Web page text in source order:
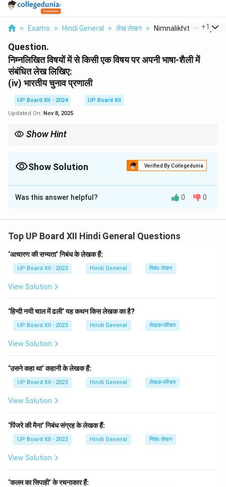
> Exams > Hindi General > लेख लेखन > Nimnalikhit Vishayon...
+1
Question.
निम्नलिखित विषयों में से किसी एक विषय पर अपनी भाषा-शैली में
संबंधित लेख लिखिए:
(iv) भारतीय चुनाव प्रणाली
UP Board XII - 2024
UP Board XII
Updated On: Nov 8, 2025
Show Hint
Show Solution Verified By Collegedunia
Solution and Explanation
लेख:
है। भारत में चुनाव प्रणाली चुनाव आयोग द्वारा संचालित होती है, और
यह दुनिया की सबसे बड़ी लोकतांत्रिक प्रक्रिया है। इस प्रणाली में
आमतौर पर लोकसभा और विधानसभा चुनाव होते हैं, जिसमें नागरिक
अपनी वोट की ताकत का इस्तेमाल करते हैं। हालांकि इस प्रक्रिया में
कई प्रकार की चुनौतियाँ हैं, लेकिन लोकतांत्रिक प्रक्रिया की
है।
Was this answer helpful? 0 0
Top UP Board XII Hindi General Questions
‘आचारण की सभ्यता’ निबंध के लेखक हैं:
UP Board XII - 2023 Hindi General निबंध लेखन
View Solution
‘हिन्दी नयी चाल में ढली’ यह कथन किस लेखक का है?
UP Board XII - 2023 Hindi General लेखक-परिचय
View Solution
‘उसने कहा था’ कहानी के लेखक हैं:
UP Board XII - 2023 Hindi General लेखक-परिचय
View Solution
‘पिंजरे की मैना’ निबंध संग्रह के लेखक हैं:
UP Board XII - 2023 Hindi General निबंध लेखन
View Solution
‘कलम का सिपाही’ के रचनाकार हैं: